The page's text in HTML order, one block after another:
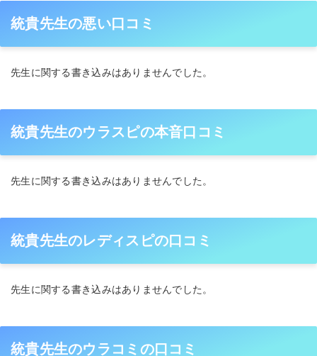
統貴先生の悪い口コミ
先生に関する書き込みはありませんでした。
統貴先生のウラスピの本音口コミ
先生に関する書き込みはありませんでした。
統貴先生のレディスピの口コミ
先生に関する書き込みはありませんでした。
統貴先生のウラコミの口コミ